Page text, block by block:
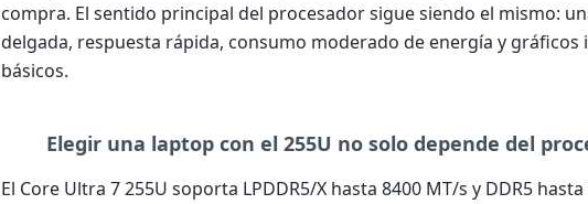
compra. El sentido principal del procesador sigue siendo el mismo:
delgada, respuesta rápida, consumo moderado de energía y gráficos
básicos.
Elegir una laptop con el 255U no solo depende del
El Core Ultra 7 255U soporta LPDDR5/X hasta 8400 MT/s y DDR5